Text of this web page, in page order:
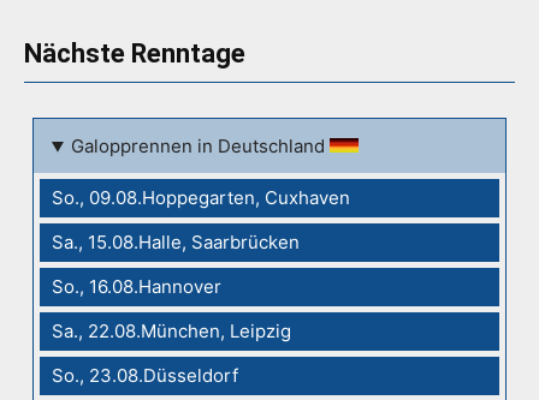
Nächste Renntage
Galopprennen in Deutschland
So., 09.08.Hoppegarten, Cuxhaven
Sa., 15.08.Halle, Saarbrücken
So., 16.08.Hannover
Sa., 22.08.München, Leipzig
So., 23.08.Düsseldorf